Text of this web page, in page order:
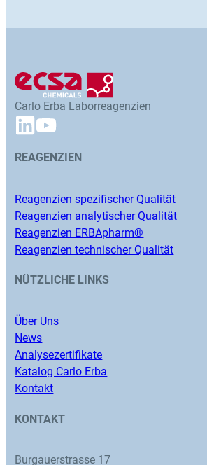
Carlo Erba Laborreagenzien
REAGENZIEN
Reagenzien spezifischer Qualität
Reagenzien analytischer Qualität
Reagenzien ERBApharm®
Reagenzien technischer Qualität
NÜTZLICHE LINKS
Über Uns
News
Analysezertifikate
Katalog Carlo Erba
Kontakt
KONTAKT
Burgauerstrasse 17